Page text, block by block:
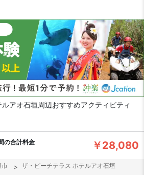
アオ石垣周辺おすすめアクティビティ
の合計料金 ￥28,080
市 ザ・ビーチテラス ホテルアオ石垣